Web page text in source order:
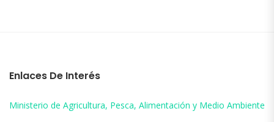
Enlaces De Interés
Ministerio de Agricultura, Pesca, Alimentación y Medio Ambiente